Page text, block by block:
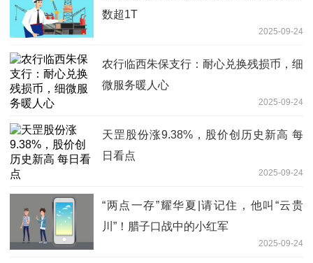
数超1T
2025-09-24
农行临西朱保支行：耐心兑换残损币，细
微服务暖人心
2025-09-24
天罡股份涨9.38%，股价创历史新高 每
日看点
2025-09-24
“两点一存”耀华夏|请记住，他叫“云贵
川”！腊子口战中的小红军
2025-09-24